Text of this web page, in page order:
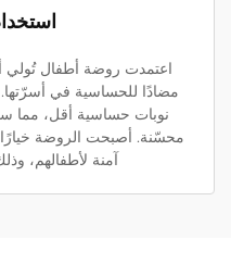
اعتمدت روضة أطفال تُولي
مضادًا للحساسية في أسرّتها.
نوبات حساسية أقل، مما
محسّنة. أصبحت الروضة خيارًا
آمنة لأطفالهم،